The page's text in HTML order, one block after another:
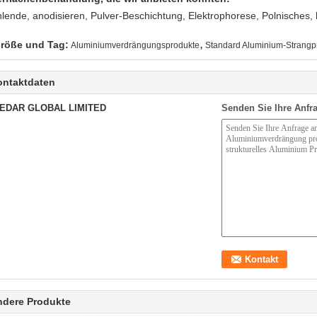
anodisieren, Pulver-Beschichtung, Elektrophorese,
und Tag: Aluminiumverdrängungsprodukte, Standard Aluminium-
GLOBAL LIMITED Senden Sie Ihre
Produkte